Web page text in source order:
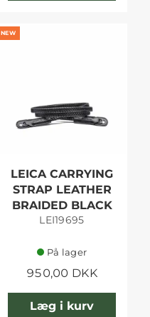
NEW
LEICA CARRYING
STRAP LEATHER
BRAIDED BLACK
LEI19695
På lager
950,00 DKK
Læg i kurv